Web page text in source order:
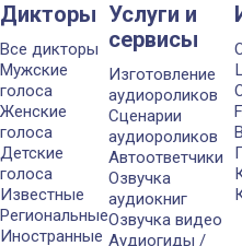
Дикторы
Все дикторы
Мужские
голоса
Женские
голоса
Детские
голоса
Известные
Региональные
Иностранные
Услуги и
сервисы
Изготовление
аудиороликов
Сценарии
аудиороликов
Автоответчики
Озвучка
аудиокниг
Озвучка видео
Аудиогиды /